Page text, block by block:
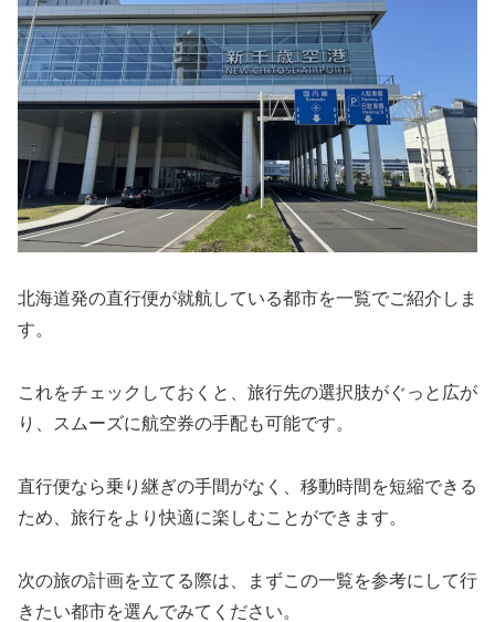
北海道発の直行便が就航している都市を一覧でご紹介しま
す。
これをチェックしておくと、旅行先の選択肢がぐっと広が
り、スムーズに航空券の手配も可能です。
直行便なら乗り継ぎの手間がなく、移動時間を短縮できる
ため、旅行をより快適に楽しむことができます。
次の旅の計画を立てる際は、まずこの一覧を参考にして行
きたい都市を選んでみてください。